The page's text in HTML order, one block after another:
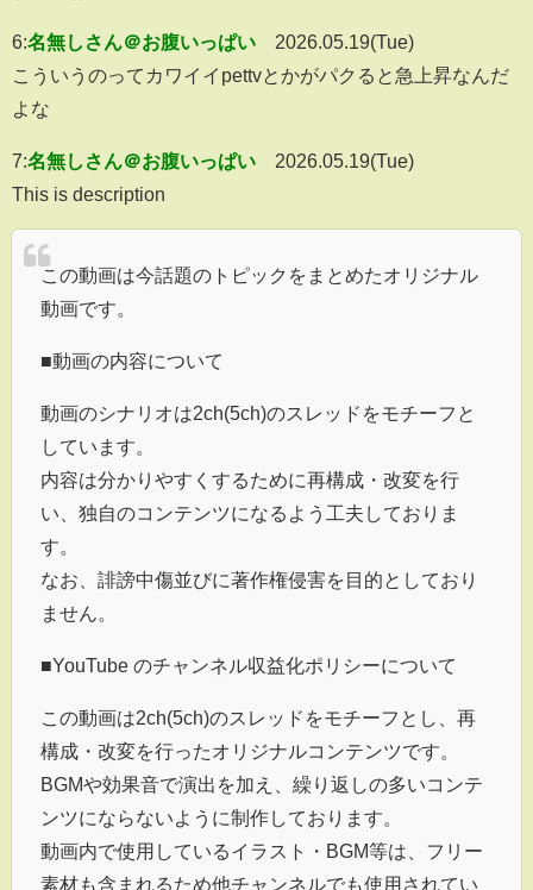
6:名無しさん＠お腹いっぱい
2026.05.19(Tue)
こういうのってカワイイpettvとかがパクると急上昇なんだ
よな
7:名無しさん＠お腹いっぱい
2026.05.19(Tue)
This is description
この動画は今話題のトピックをまとめたオリジナル
動画です。
■動画の内容について
動画のシナリオは2ch(5ch)のスレッドをモチーフと
しています。
内容は分かりやすくするために再構成・改変を行
い、独自のコンテンツになるよう工夫しておりま
す。
なお、誹謗中傷並びに著作権侵害を目的としており
ません。
■YouTube のチャンネル収益化ポリシーについて
この動画は2ch(5ch)のスレッドをモチーフとし、再
構成・改変を行ったオリジナルコンテンツです。
BGMや効果音で演出を加え、繰り返しの多いコンテ
ンツにならないように制作しております。
動画内で使用しているイラスト・BGM等は、フリー
素材も含まれるため他チャンネルでも使用されてい